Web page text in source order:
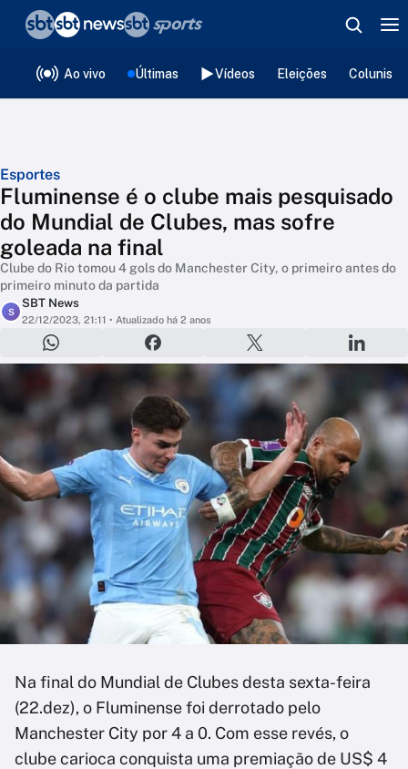
Ao vivo Últimas Vídeos Eleições
Esportes
Fluminense é o clube mais pesquisado
do Mundial de Clubes, mas sofre
goleada na final
Clube do Rio tomou 4 gols do Manchester City, o primeiro antes do
primeiro minuto da partida
S
SBT News
22/12/2023, 21:11 • Atualizado há 2 anos
Na final do Mundial de Clubes desta sexta-feira
(22.dez), o Fluminense foi derrotado pelo
Manchester City por 4 a 0. Com esse revés, o
clube carioca conquista uma premiação de US$ 4
❮voltar
Editorias